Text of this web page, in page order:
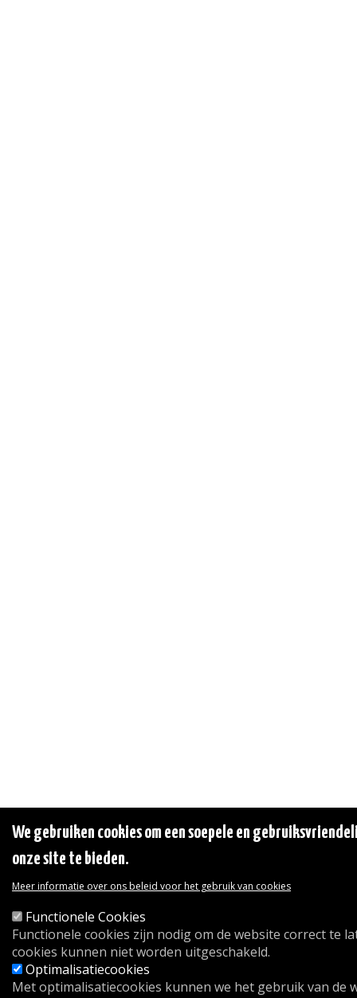
We gebruiken cookies om een soepele en
onze site te bieden.
Meer informatie over ons beleid voor het gebruik van cookies
Functionele Cookies
Functionele cookies zijn nodig om de website correct te
cookies kunnen niet worden uitgeschakeld.
Optimalisatiecookies
Met optimalisatiecookies kunnen we het gebruik van de